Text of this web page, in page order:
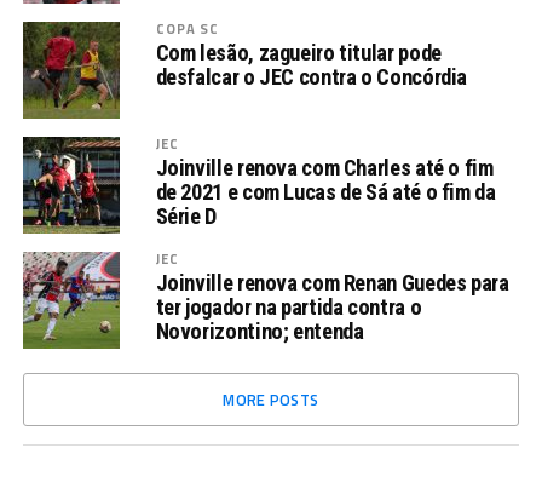
COPA SC
Com lesão, zagueiro titular pode
desfalcar o JEC contra o Concórdia
JEC
Joinville renova com Charles até o fim
de 2021 e com Lucas de Sá até o fim da
Série D
JEC
Joinville renova com Renan Guedes para
ter jogador na partida contra o
Novorizontino; entenda
MORE POSTS